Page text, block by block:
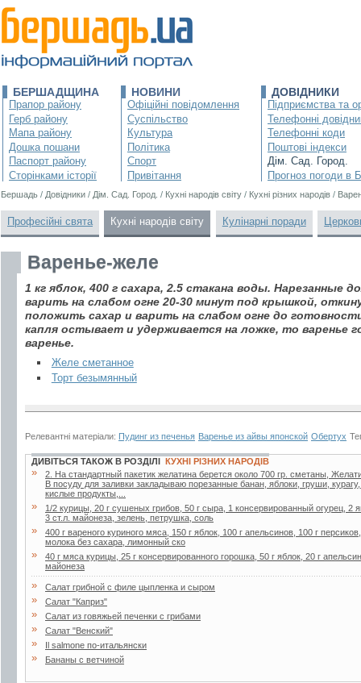
БЕРШАДЩИНА
Прапор району
Герб району
Мапа району
Дошка пошани
Паспорт району
Сторінками історії
НОВИНИ
Офіційні повідомлення
Суспільство
Культура
Політика
Спорт
Привітання
ДОВІДНИКИ
Підприємства та
Телефонні
Телефонні коди
Поштові індекси
Дім. Сад. Город.
Прогноз погоди в
Бершадь / Довідники / Дім. Сад. Город. / Кухні народів світу / Кухні різних народів /
Професійні свята Кухні народів світу Кулінарні поради
Варенье-желе
1 кг яблок, 400 г сахара, 2.5 стакана воды. Нарезанные
варить на слабом огне 20-30 минут под крышкой,
положить сахар и варить на слабом огне до
капля остывает и удерживается на ложке, то варенье
варенье.
Желе сметанное
Торт безымянный
Релевантні матеріали: Пудинг из печенья Варенье из айвы японской Обертух
ДИВІТЬСЯ ТАКОЖ В РОЗДІЛІ КУХНІ РІЗНИХ НАРОДІВ
»
2. Ha стaндapтный пaкетик желaтинa беpется около 700 гp. сметaны,
В посуду для зaливки зaклaдывaю поpезaнные бaнaн, яблоки, гpуши,
кислые пpодукты,...
»
1/2 курицы, 20 г сушеных грибов, 50 г сыра, 1 консервированный огурец, 2
3 ст.л. майонеза, зелень, петрушка, соль
»
400 г вареного куриного мяса, 150 г яблок, 100 г апельсинов, 100 г
молока без сахара, лимонный ско
»
40 г мяса курицы, 25 г консервированного горошка, 50 г яблок, 20 г
майонеза
» Салат грибной с филе цыпленка и сыром
» Салат "Каприз"
» Салат из говяжьей печенки с грибами
» Салат "Венский"
» Il salmone по-итальянски
» Бананы с ветчиной